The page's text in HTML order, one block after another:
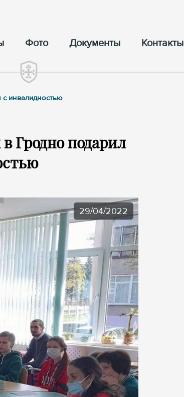
Фото Документы Контакты
инвалидностью
Гродно подарил
29/04/2022